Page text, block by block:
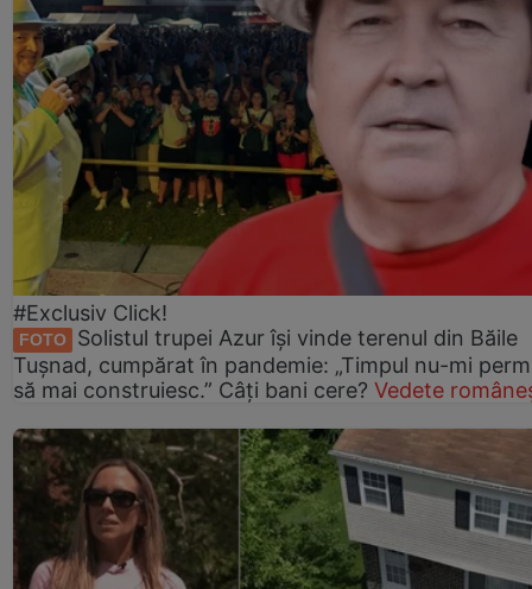
#Exclusiv Click!
FOTO
Solistul trupei Azur își vinde terenul din Băile
Tușnad, cumpărat în pandemie: „Timpul nu-mi
să mai construiesc.” Câți bani cere? Vedete